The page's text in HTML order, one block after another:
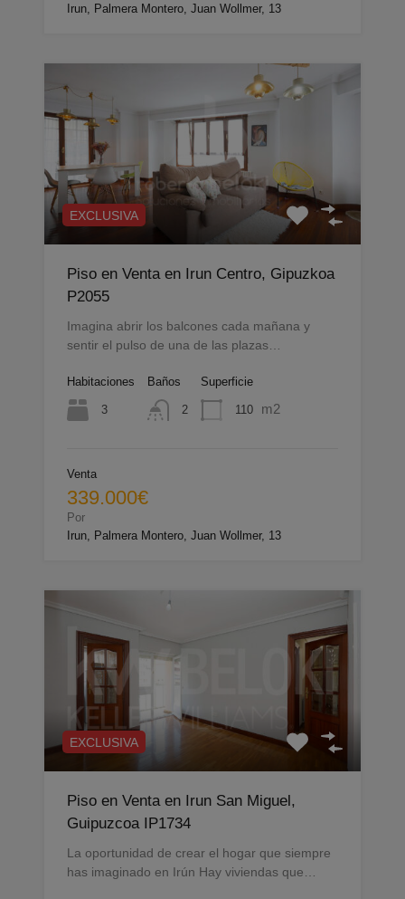
Irun, Palmera Montero, Juan Wollmer, 13
EXCLUSIVA
Piso en Venta en Irun Centro, Gipuzkoa
P2055
Imagina abrir los balcones cada mañana y
sentir el pulso de una de las plazas…
Habitaciones
3
Baños
2
Superficie
110 m2
Venta
339.000€
Por
Irun, Palmera Montero, Juan Wollmer, 13
EXCLUSIVA
Piso en Venta en Irun San Miguel,
Guipuzcoa IP1734
La oportunidad de crear el hogar que siempre
has imaginado en Irún Hay viviendas que…